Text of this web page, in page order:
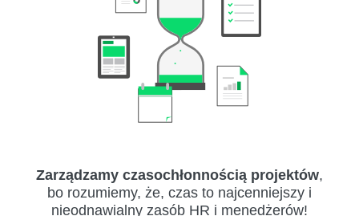
Zarządzamy czasochłonnością projektów,
bo rozumiemy, że, czas to najcenniejszy i
nieodnawialny zasób HR i menedżerów!